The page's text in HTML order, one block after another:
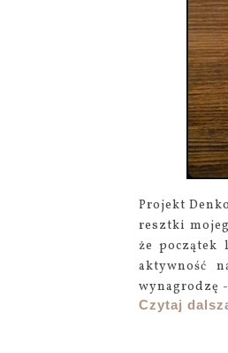
Projekt
resztki
że początek
aktywność
wynagrodzę
Czytaj